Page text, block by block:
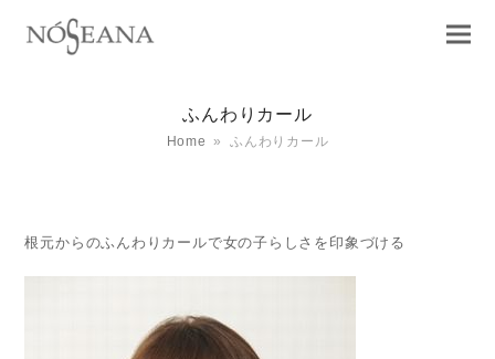
ふんわりカール
Home » ふんわりカール
根元からのふんわりカールで女の子らしさを印象づける